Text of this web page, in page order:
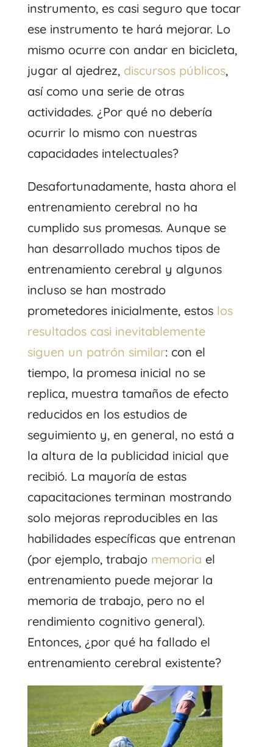
instrumento, es casi seguro que tocar
ese instrumento te hará mejorar. Lo
mismo ocurre con andar en bicicleta,
jugar al ajedrez, discursos públicos,
así como una serie de otras
actividades. ¿Por qué no debería
ocurrir lo mismo con nuestras
capacidades intelectuales?
Desafortunadamente, hasta ahora el
entrenamiento cerebral no ha
cumplido sus promesas. Aunque se
han desarrollado muchos tipos de
entrenamiento cerebral y algunos
incluso se han mostrado
prometedores inicialmente, estos los
resultados casi inevitablemente
siguen un patrón similar: con el
tiempo, la promesa inicial no se
replica, muestra tamaños de efecto
reducidos en los estudios de
seguimiento y, en general, no está a
la altura de la publicidad inicial que
recibió. La mayoría de estas
capacitaciones terminan mostrando
solo mejoras reproducibles en las
habilidades específicas que entrenan
(por ejemplo, trabajo memoria el
entrenamiento puede mejorar la
memoria de trabajo, pero no el
rendimiento cognitivo general).
Entonces, ¿por qué ha fallado el
entrenamiento cerebral existente?